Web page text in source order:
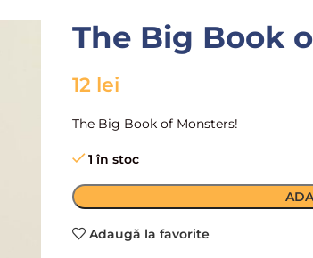
The Big Book
12 lei
The Big Book of Monsters!
1 în stoc
Adaugă la favorite